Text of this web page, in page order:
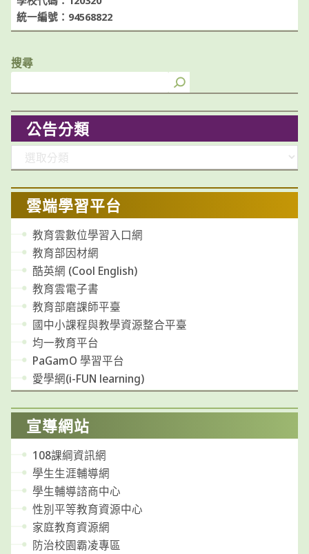
統一編號：94568822
搜尋
公告分類
類
雲端學習平台
教育雲數位學習入口網
教育部因材網
酷英網 (Cool English)
教育雲電子書
教育部磨課師平臺
國中小課程與教學資源整合平臺
均一教育平台
PaGamO 學習平台
愛學網(i-FUN learning)
宣導網站
108課綱資訊網
學生生涯輔導網
學生輔導諮商中心
性別平等教育資源中心
家庭教育資源網
防治校園霸凌專區